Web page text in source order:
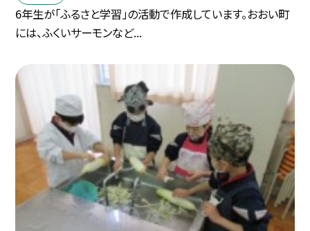
6年生が「ふるさと学習」の活動で作成しています。おおい町
には、ふくいサーモンなど...